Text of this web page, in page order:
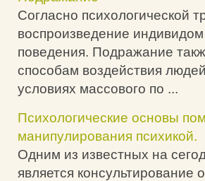
Согласно психологической
воспроизведение
поведения. Подражание
способам воздействия
условиях массового по ...
Психологические основы
манипулирования психикой.
Одним из известных на
является консультирование